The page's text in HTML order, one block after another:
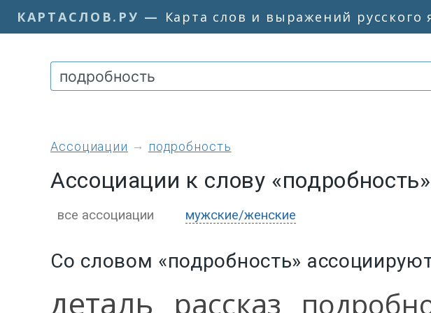
КАРТАСЛОВ.РУ — Карта слов и выражений русского
ассоциации подробность
Ассоциации к слову «подробность»
все ассоциации мужские/женские
Со словом «подробность»
деталь рассказ